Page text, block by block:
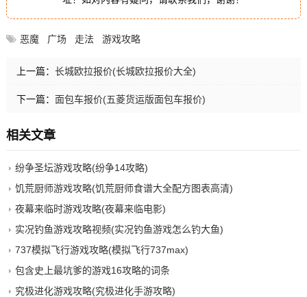
恶魔 广场 走法 游戏攻略
上一篇： 长城欧拉报价(长城欧拉报价大全)
下一篇： 面包车报价(五菱货运版面包车报价)
相关文章
纷争圣坛游戏攻略(纷争14攻略)
饥荒厨师游戏攻略(饥荒厨师食谱大全配方图表高清)
夜幕来临时游戏攻略(夜幕来临电影)
实况钓鱼游戏攻略视频(实况钓鱼游戏怎么钓大鱼)
737模拟飞行游戏攻略(模拟飞行737max)
包含史上最坑爹的游戏16攻略的词条
究极进化游戏攻略(究极进化手游攻略)